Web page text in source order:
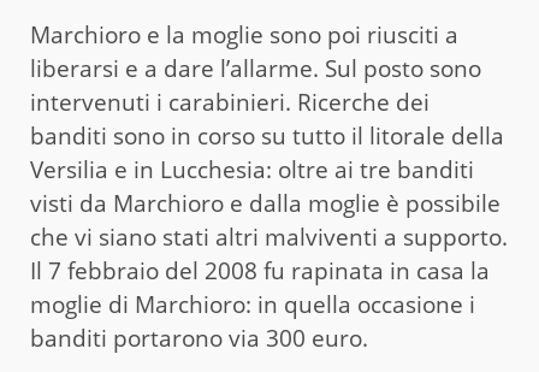
Marchioro e la moglie sono poi riusciti a
liberarsi e a dare l’allarme. Sul posto sono
intervenuti i carabinieri. Ricerche dei
banditi sono in corso su tutto il litorale della
Versilia e in Lucchesia: oltre ai tre banditi
visti da Marchioro e dalla moglie è possibile
che vi siano stati altri malviventi a supporto.
Il 7 febbraio del 2008 fu rapinata in casa la
moglie di Marchioro: in quella occasione i
banditi portarono via 300 euro.